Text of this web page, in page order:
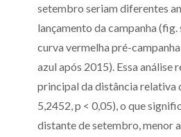
setembro seriam diferentes
lançamento da campanha (fig.
curva vermelha pré-
azul após 2015). Essa análise
principal da distância relativa
5,2452, p < 0,05), o que
distante de setembro, menor